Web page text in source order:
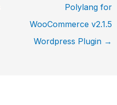
Polylang for
WooCommerce v2.1.5
Wordpress Plugin →